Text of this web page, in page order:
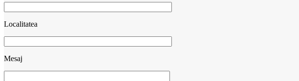
Localitatea
Mesaj